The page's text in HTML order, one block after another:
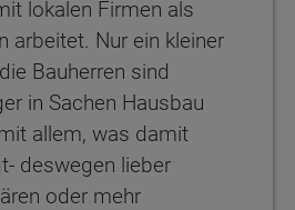
lokalen Firmen als
arbeitet. Nur ein kleiner
Bauherren sind
in Sachen Hausbau
allem, was damit
deswegen lieber
oder mehr